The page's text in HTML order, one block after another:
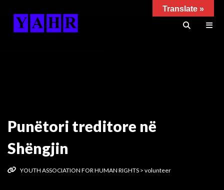
Punëtori treditore në
Shëngjin
YOUTH ASSOCIATION FOR HUMAN RIGHTS > volunteer
Translate »